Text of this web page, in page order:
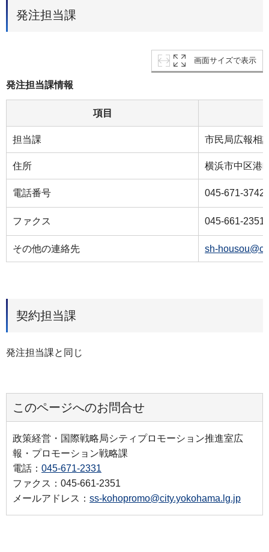
発注担当課
画面サイズで表示
発注担当課情報
項目
担当課 市民局広報相
住所 横浜市中区港
電話番号 045-671-3742
ファクス 045-661-2351
その他の連絡先 sh-
契約担当課
発注担当課と同じ
このページへのお問合せ
政策経営・国際戦略局シティプロモーション推進室広
報・プロモーション戦略課
電話： 045-671-2331
ファクス：045-661-2351
メールアドレス： ss-kohopromo@city.yokohama.lg.jp